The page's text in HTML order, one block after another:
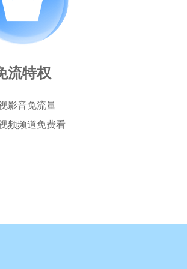
流特权
影音免流量
频频道免费看